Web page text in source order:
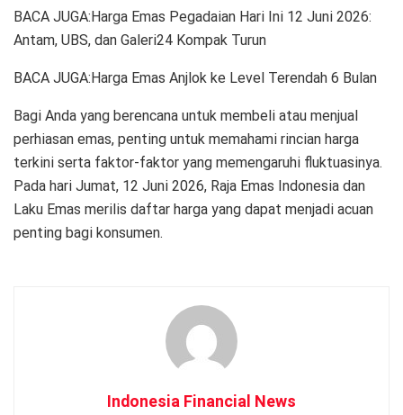
BACA JUGA:Harga Emas Pegadaian Hari Ini 12 Juni 2026:
Antam, UBS, dan Galeri24 Kompak Turun
BACA JUGA:Harga Emas Anjlok ke Level Terendah 6 Bulan
Bagi Anda yang berencana untuk membeli atau menjual
perhiasan emas, penting untuk memahami rincian harga
terkini serta faktor-faktor yang memengaruhi fluktuasinya.
Pada hari Jumat, 12 Juni 2026, Raja Emas Indonesia dan
Laku Emas merilis daftar harga yang dapat menjadi acuan
penting bagi konsumen.
Indonesia Financial News